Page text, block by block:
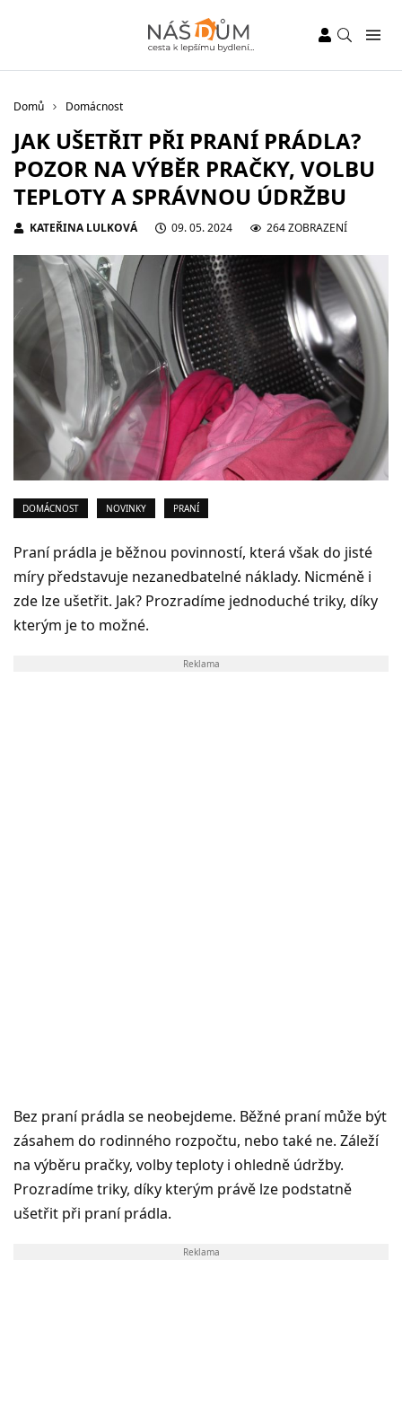
Domů Domácnost
JAK UŠETŘIT PŘI PRANÍ PRÁDLA?
POZOR NA VÝBĚR PRAČKY, VOLBU
TEPLOTY A SPRÁVNOU ÚDRŽBU
KATEŘINA LULKOVÁ 09. 05. 2024 264 ZOBRAZENÍ
DOMÁCNOST NOVINKY PRANÍ
Praní prádla je běžnou povinností, která však do jisté
míry představuje nezanedbatelné náklady. Nicméně i
zde lze ušetřit. Jak? Prozradíme jednoduché triky, díky
kterým je to možné.
Reklama
Bez praní prádla se neobejdeme. Běžné praní může být
zásahem do rodinného rozpočtu, nebo také ne. Záleží
na výběru pračky, volby teploty i ohledně údržby.
Prozradíme triky, díky kterým právě lze podstatně
ušetřit při praní prádla.
Reklama